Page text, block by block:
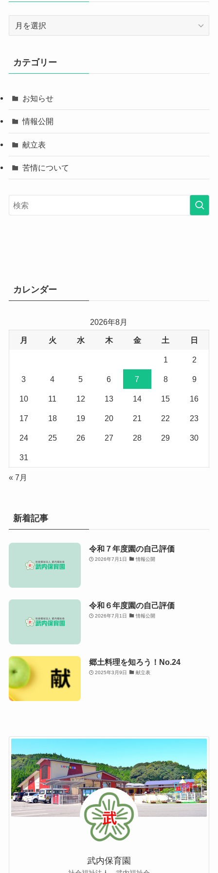
ブ
カテゴリー
お知らせ
情報公開
献立表
苦情について
カレンダー
2026年8月
月 火 水 木 金 土 日
1 2
3 4 5 6 7 8 9
10 11 12 13 14 15 16
17 18 19 20 21 22 23
24 25 26 27 28 29 30
31
« 7月
新着記事
令和７年度園の自己評価
2026年7月1日 情報公開
令和６年度園の自己評価
2026年7月1日 情報公開
郷土料理を知ろう！No.24
2025年3月9日 献立表
武内保育園